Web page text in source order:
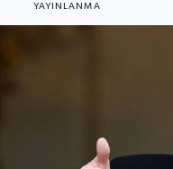
YAYINLANMA